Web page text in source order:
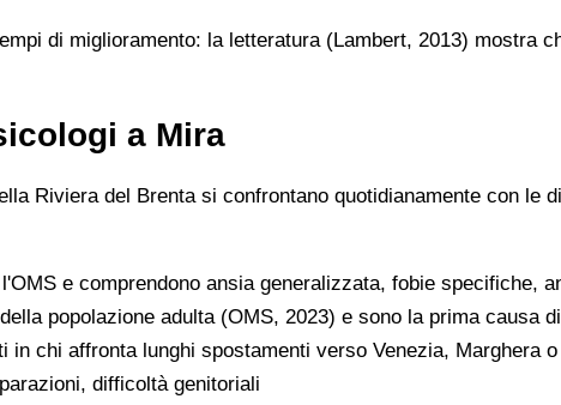
di miglioramento: la letteratura (Lambert, 2013) mostra
a Mira
Riviera del Brenta si confrontano quotidianamente con le
e comprendono ansia generalizzata, fobie specifiche,
popolazione adulta (OMS, 2023) e sono la prima causa
in chi affronta lunghi spostamenti verso Venezia, Marghera
difficoltà genitoriali